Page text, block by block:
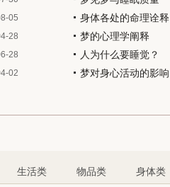
05 身体各处的命理诠释
28 梦的心理学阐释
28 人为什么要睡觉？
02 梦对身心活动的影响
生活类 物品类 身体类